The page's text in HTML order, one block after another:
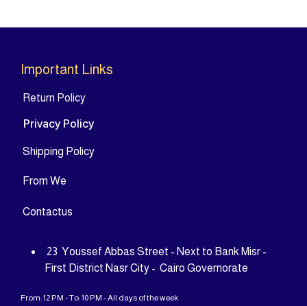
Important Links
Return Policy
Privacy Policy
Shipping Policy
From We
Contactus
23 Youssef Abbas Street - Next to Bank Misr -
First District Nasr City - Cairo Governorate
From: 12 PM - To: 10 PM - All days of the week